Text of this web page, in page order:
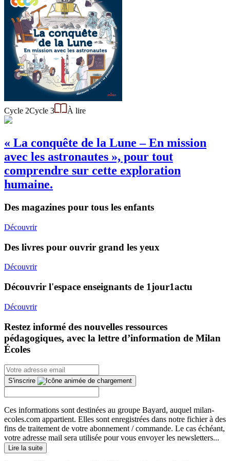
Cycle 2Cycle 3 À lire
« La conquête de la Lune – En mission
avec les astronautes », pour tout
comprendre sur cette exploration
humaine.
Des magazines pour tous les enfants
Découvrir
Des livres pour ouvrir grand les yeux
Découvrir
Découvrir l'espace enseignants de 1jour1actu
Découvrir
Restez informé des nouvelles ressources
pédagogiques, avec la lettre d’information de Milan
Écoles
S'inscrire
Ces informations sont destinées au groupe Bayard, auquel milan-
ecoles.com appartient. Elles sont enregistrées dans notre fichier à des
fins de traitement de votre abonnement / commande. Le cas échéant,
votre adresse mail sera utilisée pour vous envoyer les newsletters...
Lire la suite